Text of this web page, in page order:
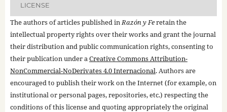
LICENSE
The authors of articles published inRazón y Feretain the
intellectual property rights over their works and grant the journal
their distribution and public communication rights, consenting to
their publication under aCreative Commons Attribution-
NonCommercial-NoDerivates 4.0 Internacional. Authors are
encouraged to publish their work on the Internet (for example, on
institutional or personal pages, repositories, etc.) respecting the
conditions of this license and quoting appropriately the original